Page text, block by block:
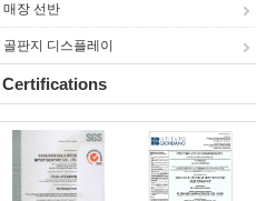
매장 선반
골판지 디스플레이
Certifications